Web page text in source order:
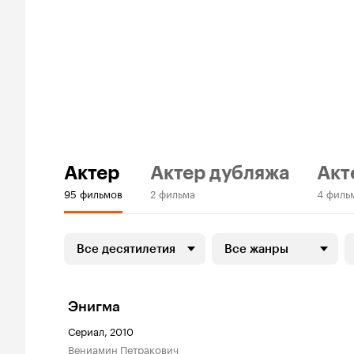
Актер
95 фильмов
Актер дубляжа
2 фильма 4
Все десятилетия Все жанры
Энигма
Сериал, 2010
Вениамин Петракович